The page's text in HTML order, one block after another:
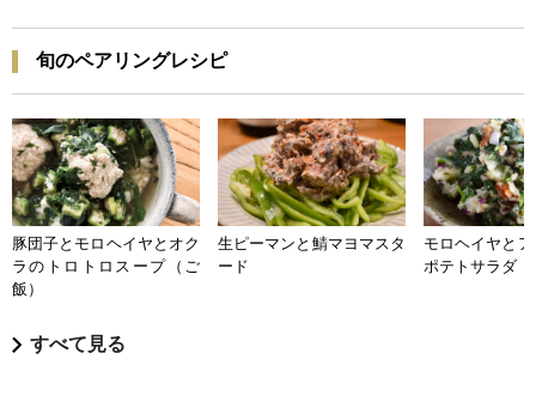
旬のペアリングレシピ
豚団子とモロヘイヤとオク
ラのトロトロスープ（ご
飯）
生ピーマンと鯖マヨマスタ
ード
モロヘイヤと
ポテトサラダ
すべて見る